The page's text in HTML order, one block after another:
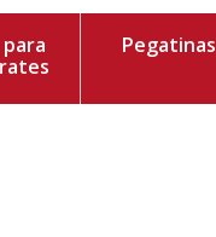
Pegatinas